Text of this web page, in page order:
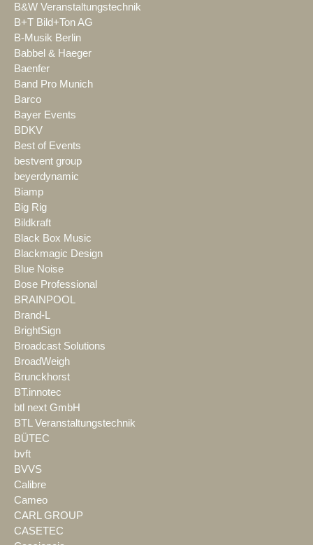
B&W Veranstaltungstechnik
B+T Bild+Ton AG
B-Musik Berlin
Babbel & Haeger
Baenfer
Band Pro Munich
Barco
Bayer Events
BDKV
Best of Events
bestvent group
beyerdynamic
Biamp
Big Rig
Bildkraft
Black Box Music
Blackmagic Design
Blue Noise
Bose Professional
BRAINPOOL
Brand-L
BrightSign
Broadcast Solutions
BroadWeigh
Brunckhorst
BT.innotec
btl next GmbH
BTL Veranstaltungstechnik
BÜTEC
bvft
BVVS
Calibre
Cameo
CARL GROUP
CASETEC